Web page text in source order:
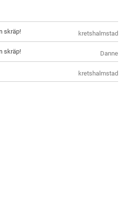
kretshalmstad
skräp!
Danne
skräp!
kretshalmstad